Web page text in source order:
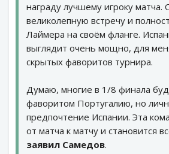
награду лучшему игроку матча.
великолепную встречу и
Лаймера на своём фланге.
выглядит очень мощно, для
скрытых фаворитов турнира.
Думаю, многие в 1/8 финала
фаворитом Португалию, но
предпочтение Испании. Эта
от матча к матчу и становится
заявил Самедов.